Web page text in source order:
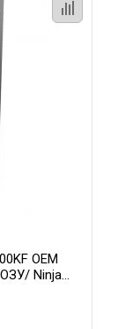
OEM
Ninja
HDMI 2/